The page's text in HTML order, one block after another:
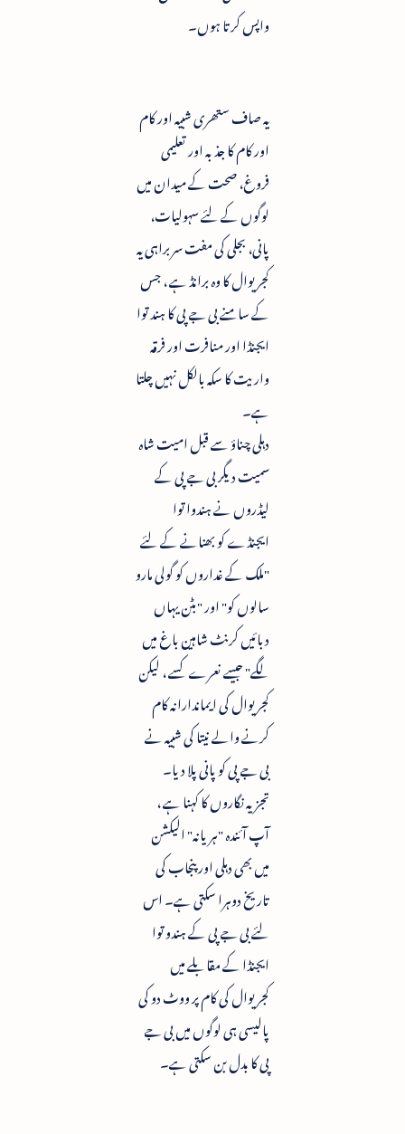
واپس کرتا ہوں۔
یہ صاف ستھری شبیہ اور کام
اور کام کا جذبہ اور تعلیمی
فروغ، صحت کے میدان میں
لوگوں کے لئے سہولیات،
پانی، بجلی کی مفت سربراہی یہ
کجریوال کا وہ برانڈ ہے ، جس
کے سامنے بی جے پی کا ہند توا
ایجنڈا اور منافرت اور فرقہ
واریت کا سکہ بالکل نہیں چلتا
ہے۔
دہلی چناؤ سے قبل امیت شاہ
سمیت دیگر بی جے پی کے
لیڈروں نے ہندوا توا
ایجنڈے کو بھنانے کے لئے
"ملک کے غداروں کو گولی مارو
سالوں کو" اور "بٹن یہاں
دبائیں کرنٹ شاہین باغ میں
لگے" جیسے نعرے کسے ، لیکن
کجریوال کی ایماندارانہ کام
کرنے والے نیتا کی شبیہ نے
بی جے پی کو پانی پلا دیا۔
تجزیہ نگاروں کا کہنا ہے ،
آپ آئندہ "ہریانہ" الیکشن
میں بھی دہلی اور پنجاب کی
تاریخ دوہرا سکتی ہے۔ اس
لئے بی جے پی کے ہندو توا
ایجنڈا کے مقابلے میں
کجریوال کی کام پر ووٹ دو کی
پالیسی ہی لوگوں میں بی جے
پی کا بدل بن سکتی ہے۔